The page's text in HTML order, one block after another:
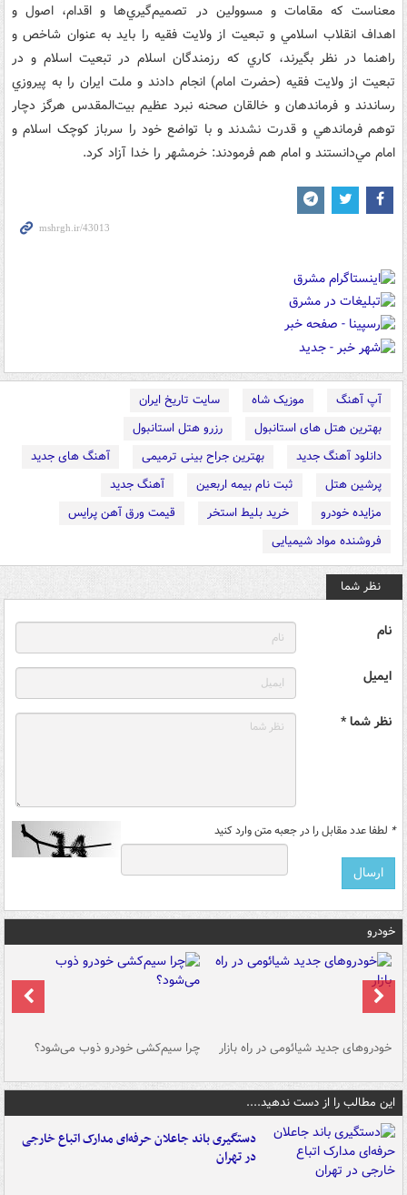
معناست که مقامات و مسوولين در تصميم‌گيري‌ها و اقدام، اصول و
اهداف انقلاب اسلامي و تبعيت از ولايت فقيه را بايد به عنوان شاخص و
راهنما در نظر بگيرند، کاري که رزمندگان اسلام در تبعيت اسلام و در
تبعيت از ولايت فقيه (حضرت امام) انجام دادند و ملت ايران را به پيروزي
رساندند و فرماندهان و خالقان صحنه نبرد عظيم بيت‌المقدس هرگز دچار
توهم فرماندهي و قدرت نشدند و با تواضع خود را سرباز کوچک اسلام و
امام مي‌دانستند و امام هم فرمودند: خرمشهر را خدا آزاد کرد.
آپ آهنگ موزیک شاه
سایت تاریخ ایران
بهترین هتل های استانبول
رزرو هتل استانبول
دانلود آهنگ جدید
بهترین جراح بینی ترمیمی
آهنگ های جدید
پرشین هتل
ثبت نام بیمه اربعین
آهنگ جدید
مزایده خودرو
خرید بلیط استخر
قیمت ورق آهن پرایس
فروشنده مواد شیمیایی
نظر شما
نام
ایمیل
نظر شما *
* لطفا عدد مقابل را در جعبه متن وارد کنید
خودرو
خودروهای جدید شیائومی در راه بازار چرا سیم‌کشی خودرو ذوب می‌شود؟
این مطالب را از دست ندهید....
دستگیری باند جاعلان حرفه‌ای مدارک اتباع خارجی
در تهران